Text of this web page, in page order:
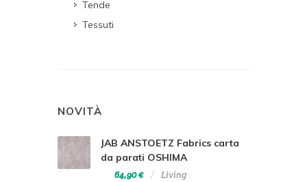
Tende
Tessuti
NOVITÀ
JAB ANSTOETZ Fabrics carta
da parati OSHIMA
64,90 € Living